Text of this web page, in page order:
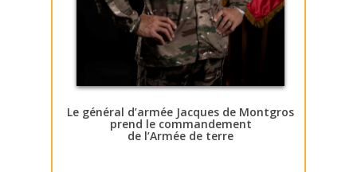
Le général d’armée Jacques de Montgros
prend le commandement
de l’Armée de terre